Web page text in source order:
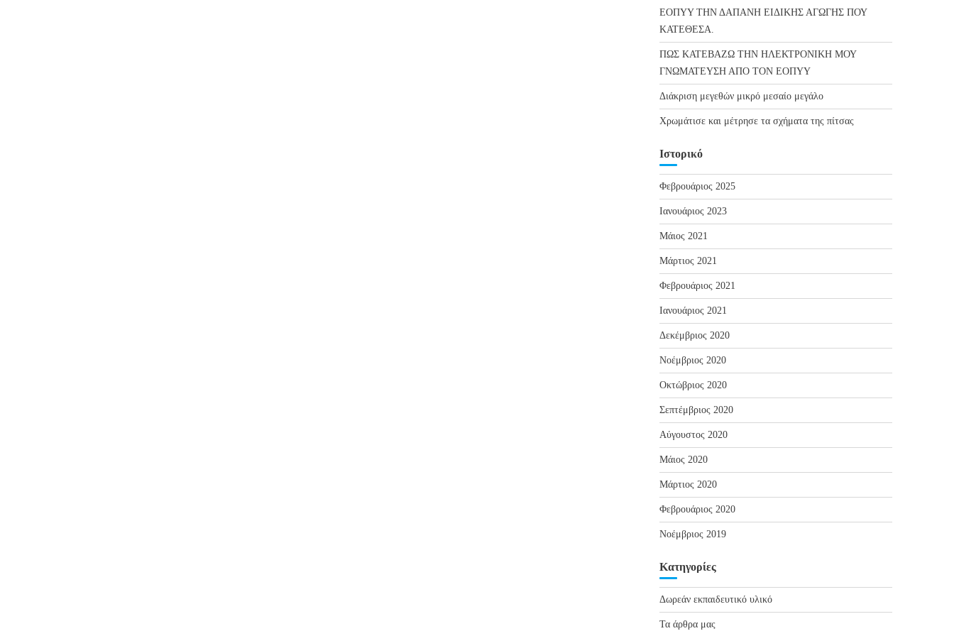
ΕΟΠΥΥ ΤΗΝ ΔΑΠΑΝΗ ΕΙΔΙΚΗΣ ΑΓΩΓΗΣ ΠΟΥ
ΚΑΤΕΘΕΣΑ.
ΠΩΣ ΚΑΤΕΒΑΖΩ ΤΗΝ ΗΛΕΚΤΡΟΝΙΚΗ ΜΟΥ
ΓΝΩΜΑΤΕΥΣΗ ΑΠΟ ΤΟΝ ΕΟΠΥΥ
Διάκριση μεγεθών μικρό μεσαίο μεγάλο
Χρωμάτισε και μέτρησε τα σχήματα της πίτσας
Ιστορικό
Φεβρουάριος 2025
Ιανουάριος 2023
Μάιος 2021
Μάρτιος 2021
Φεβρουάριος 2021
Ιανουάριος 2021
Δεκέμβριος 2020
Νοέμβριος 2020
Οκτώβριος 2020
Σεπτέμβριος 2020
Αύγουστος 2020
Μάιος 2020
Μάρτιος 2020
Φεβρουάριος 2020
Νοέμβριος 2019
Kατηγορίες
Δωρεάν εκπαιδευτικό υλικό
Τα άρθρα μας